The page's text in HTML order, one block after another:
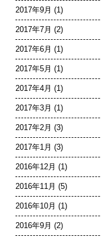
2017年9月 (1)
2017年7月 (2)
2017年6月 (1)
2017年5月 (1)
2017年4月 (1)
2017年3月 (1)
2017年2月 (3)
2017年1月 (3)
2016年12月 (1)
2016年11月 (5)
2016年10月 (1)
2016年9月 (2)